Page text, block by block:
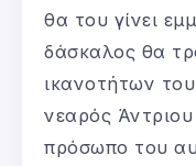
θα του γίνει
δάσκαλος θα
ικανοτήτων
νεαρός Άντριου
πρόσωπο του